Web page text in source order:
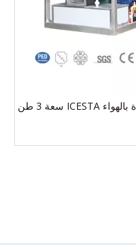
آلة تصنيع أنابيب الثلج الأوتوماتيكية المبردة بالهواء ICESTA سعة 3 طن